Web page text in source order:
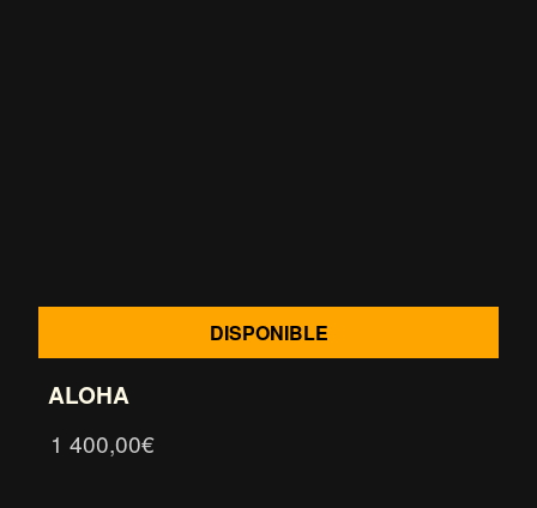
DISPONIBLE
ALOHA
1 400,00€